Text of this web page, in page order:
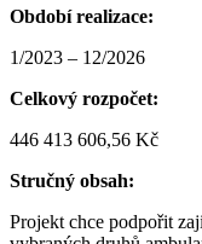
Období realizace:
1/2023 – 12/2026
Celkový rozpočet:
446 413 606,56 Kč
Stručný obsah:
Projekt chce podpořit